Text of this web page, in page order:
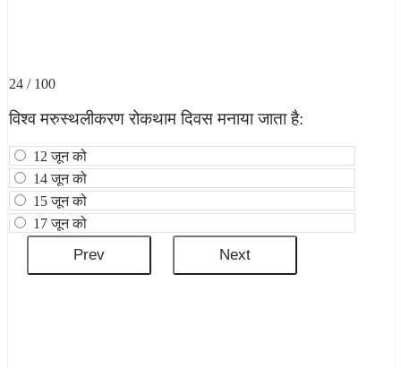
24 / 100
विश्व मरुस्थलीकरण रोकथाम दिवस मनाया जाता है:
12 जून को
14 जून को
15 जून को
17 जून को